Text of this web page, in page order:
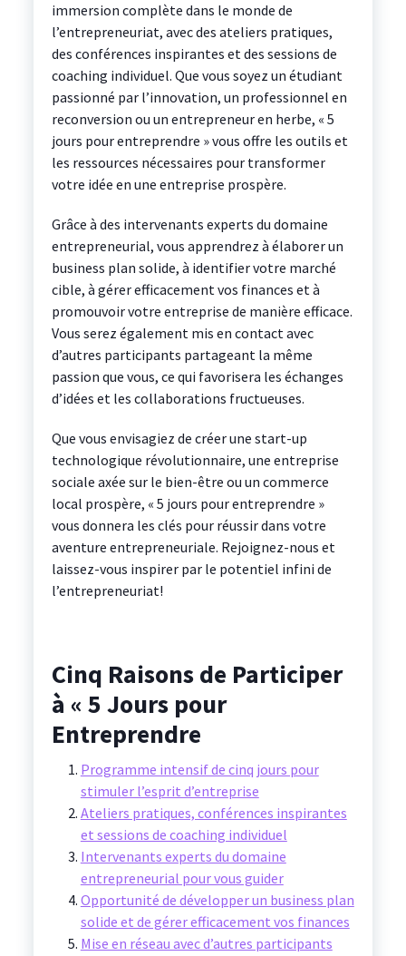
immersion complète dans le monde de
l’entrepreneuriat, avec des ateliers pratiques,
des conférences inspirantes et des sessions de
coaching individuel. Que vous soyez un étudiant
passionné par l’innovation, un professionnel en
reconversion ou un entrepreneur en herbe, « 5
jours pour entreprendre » vous offre les outils et
les ressources nécessaires pour transformer
votre idée en une entreprise prospère.
Grâce à des intervenants experts du domaine
entrepreneurial, vous apprendrez à élaborer un
business plan solide, à identifier votre marché
cible, à gérer efficacement vos finances et à
promouvoir votre entreprise de manière efficace.
Vous serez également mis en contact avec
d’autres participants partageant la même
passion que vous, ce qui favorisera les échanges
d’idées et les collaborations fructueuses.
Que vous envisagiez de créer une start-up
technologique révolutionnaire, une entreprise
sociale axée sur le bien-être ou un commerce
local prospère, « 5 jours pour entreprendre »
vous donnera les clés pour réussir dans votre
aventure entrepreneuriale. Rejoignez-nous et
laissez-vous inspirer par le potentiel infini de
l’entrepreneuriat!
Cinq Raisons de Participer
à « 5 Jours pour
Entreprendre
Programme intensif de cinq jours pour
stimuler l’esprit d’entreprise
Ateliers pratiques, conférences inspirantes
et sessions de coaching individuel
Intervenants experts du domaine
entrepreneurial pour vous guider
Opportunité de développer un business plan
solide et de gérer efficacement vos finances
Mise en réseau avec d’autres participants